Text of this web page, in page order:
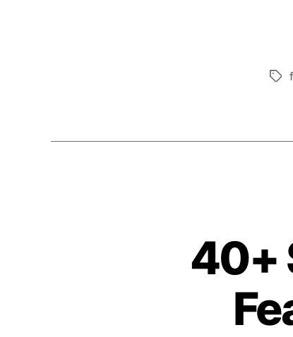
40+